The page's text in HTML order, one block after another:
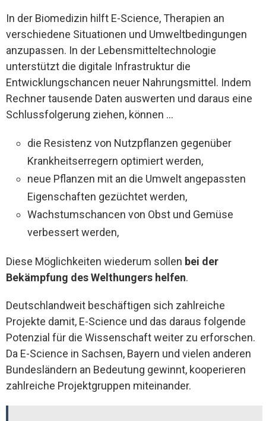
In der Biomedizin hilft E-Science, Therapien an
verschiedene Situationen und Umweltbedingungen
anzupassen. In der Lebensmitteltechnologie
unterstützt die digitale Infrastruktur die
Entwicklungschancen neuer Nahrungsmittel. Indem
Rechner tausende Daten auswerten und daraus eine
Schlussfolgerung ziehen, können …
die Resistenz von Nutzpflanzen gegenüber
Krankheitserregern optimiert werden,
neue Pflanzen mit an die Umwelt angepassten
Eigenschaften gezüchtet werden,
Wachstumschancen von Obst und Gemüse
verbessert werden,
Diese Möglichkeiten wiederum sollen bei der
Bekämpfung des Welthungers helfen.
Deutschlandweit beschäftigen sich zahlreiche
Projekte damit, E-Science und das daraus folgende
Potenzial für die Wissenschaft weiter zu erforschen.
Da E-Science in Sachsen, Bayern und vielen anderen
Bundesländern an Bedeutung gewinnt, kooperieren
zahlreiche Projektgruppen miteinander.